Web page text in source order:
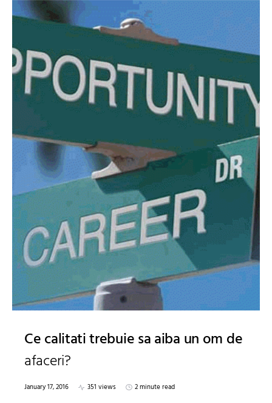
Ce calitati trebuie sa aiba un om de
afaceri?
January 17, 2016 351 views
2 minute read